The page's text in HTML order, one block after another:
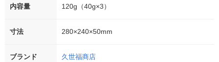
内容量 120g（40g×3）
寸法 280×240×50mm
ブランド 久世福商店